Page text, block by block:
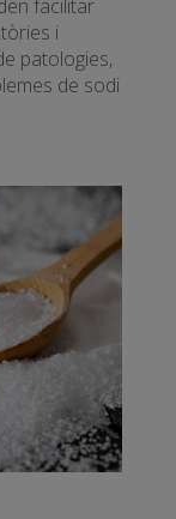
facilitar
i
patologies,
de sodi